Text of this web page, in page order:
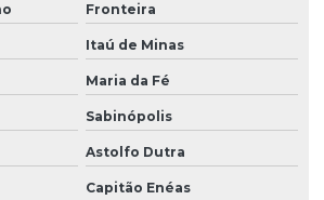
Fronteira
Itaú de Minas
Maria da Fé
Sabinópolis
Astolfo Dutra
Capitão Enéas